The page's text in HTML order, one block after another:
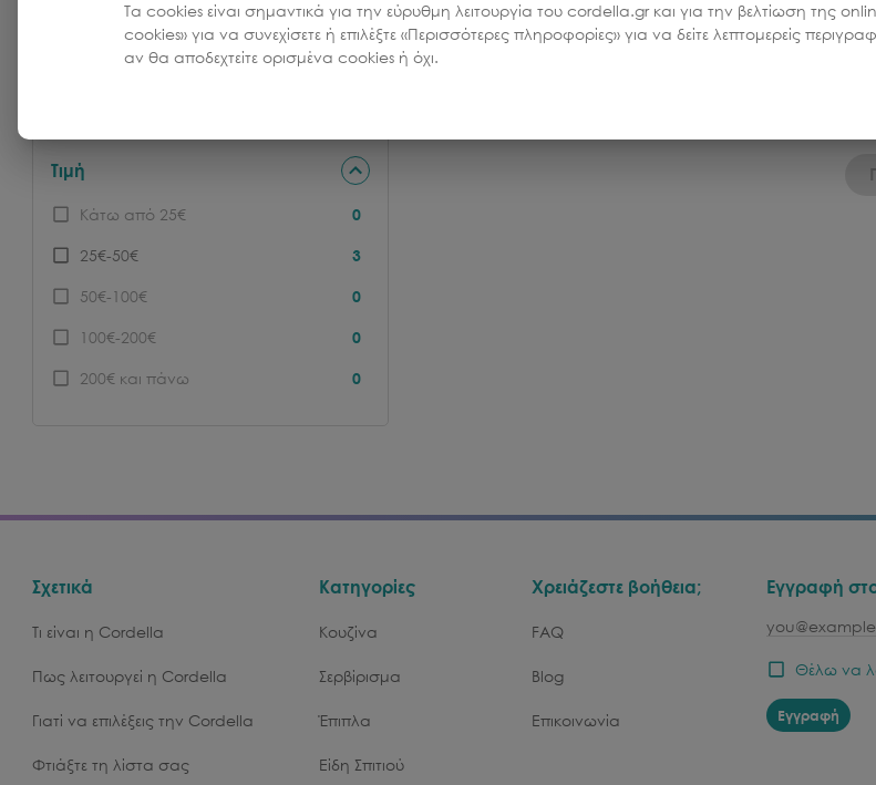
Τιμή
Κάτω από 25€ 0
25€-50€ 3
50€-100€ 0
100€-200€ 0
200€ και πάνω 0
Σχετικά
Τι είναι η Cordella
Πως λειτουργεί η Cordella
Γιατί να επιλέξεις την Cordella
Φτιάξτε τη λίστα σας
Κατηγορίες
Κουζίνα
Σερβίρισμα
Έπιπλα
Είδη Σπιτιού
Χρειάζεστε βοήθεια;
FAQ
Blog
Επικοινωνία
Εγγραφή
email
Θέλω να
Εγγραφή
Τα cookies είναι σημαντικά για την εύρυθμη λειτουργία του cordella.gr και για την βελτίωση της
cookies» για να συνεχίσετε ή επιλέξτε «Περισσότερες πληροφορίες» για να δείτε λεπτομερείς
αν θα αποδεχτείτε ορισμένα cookies ή όχι.